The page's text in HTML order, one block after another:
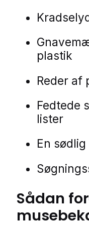
plastik
Reder af
Fedtede
lister
En
Sådan